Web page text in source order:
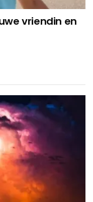
vriendin en